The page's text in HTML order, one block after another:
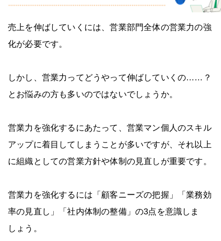
売上を伸ばしていくには、営業部門全体の営業力の強
化が必要です。
しかし、営業力ってどうやって伸ばしていくの……？
とお悩みの方も多いのではないでしょうか。
営業力を強化するにあたって、営業マン個人のスキル
アップに着目してしまうことが多いですが、それ以上
に組織としての営業方針や体制の見直しが重要です。
営業力を強化するには「顧客ニーズの把握」「業務効
率の見直し」「社内体制の整備」の3点を意識しま
しょう。